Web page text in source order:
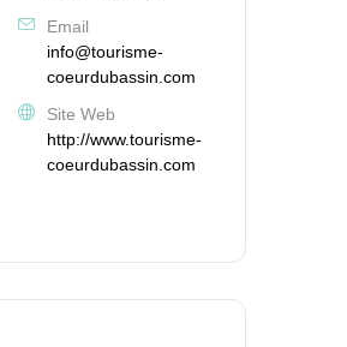
Email
info@tourisme-
coeurdubassin.com
Site Web
http://www.tourisme-
coeurdubassin.com